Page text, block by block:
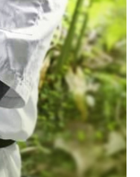
智能障礙
療